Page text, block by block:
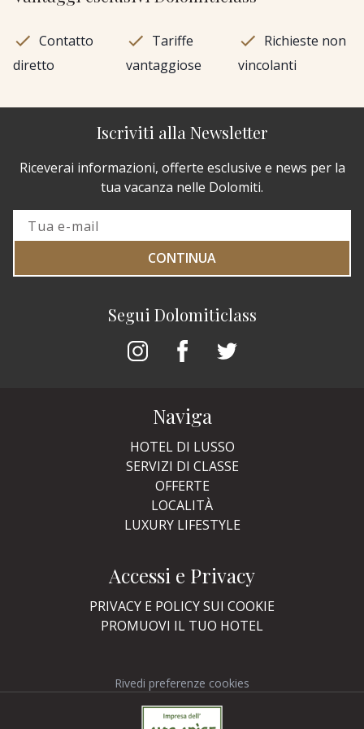
Contatto
diretto
Tariffe
vantaggiose
Richieste non
vincolanti
Segui Dolomiticlass
Iscriviti alla Newsletter
Riceverai informazioni, offerte esclusive e news per la
tua vacanza nelle Dolomiti.
CONTINUA
Naviga
HOTEL DI LUSSO
SERVIZI DI CLASSE
OFFERTE
LOCALITÀ
LUXURY LIFESTYLE
Accessi e Privacy
PRIVACY E POLICY SUI COOKIE
PROMUOVI IL TUO HOTEL
Rivedi preferenze cookies